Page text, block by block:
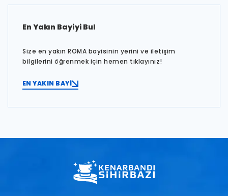
En Yakın Bayiyi Bul
Size en yakın ROMA bayisinin yerini ve iletişim
bilgilerini öğrenmek için hemen tıklayınız!
EN YAKIN BAYİ